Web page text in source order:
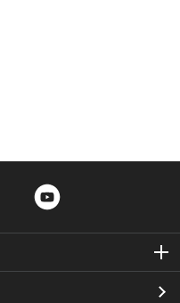
Twitter